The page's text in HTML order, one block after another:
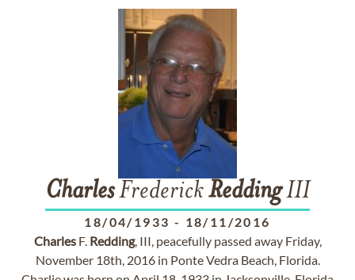
CharlesFrederickReddingIII
18/04/1933 - 18/11/2016
CharlesF. Redding, III, peacefully passed away Friday,
November 18th, 2016 in Ponte Vedra Beach, Florida.